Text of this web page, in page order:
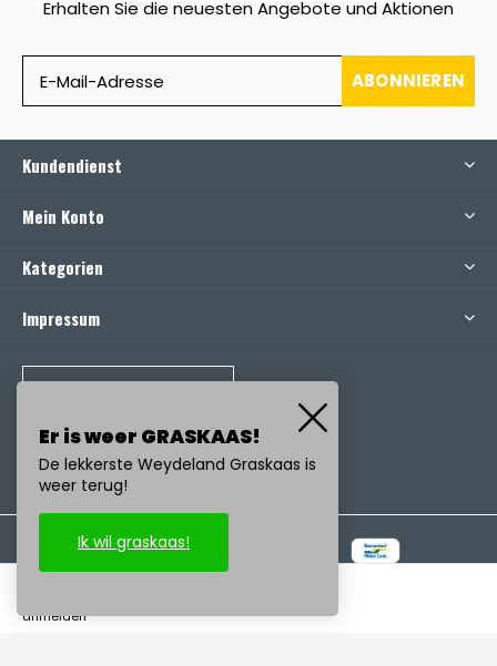
Erhalten Sie die neuesten Angebote und Aktionen
ABONNIEREN
Kundendienst
Mein Konto
Kategorien
Impressum
anmelden
Er is weer GRASKAAS!
De lekkerste Weydeland Graskaas is
weer terug!
Ik wil graskaas!